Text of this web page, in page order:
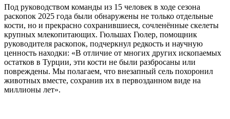
Под руководством команды из 15 человек в ходе сезона
раскопок 2025 года были обнаружены не только отдельные
кости, но и прекрасно сохранившиеся, сочленённые скелеты
крупных млекопитающих. Гюльшах Гюлер, помощник
руководителя раскопок, подчеркнул редкость и научную
ценность находки: «В отличие от многих других ископаемых
остатков в Турции, эти кости не были разбросаны или
повреждены. Мы полагаем, что внезапный сель похоронил
животных вместе, сохранив их в первозданном виде на
миллионы лет».